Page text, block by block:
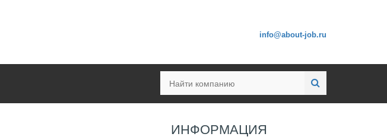
info@about-job.ru
ИНФОРМАЦИЯ